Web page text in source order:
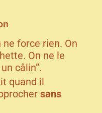
ne force rien. On
On ne le
câlin”.
quand il
sans